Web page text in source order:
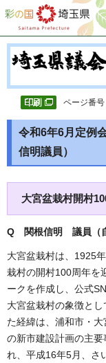
彩の国 埼玉県
ページ番
令和6年6月定例
信明議員）
大宮盆栽村開村
Q 関根信明 議員（自
大宮盆栽村は、1925
栽村の開村100周年を
ークを作成し、公式
大宮盆栽村の象徴と
た経緯は、浦和市・
の新市建設計画の主
れ、平成16年5月、さ